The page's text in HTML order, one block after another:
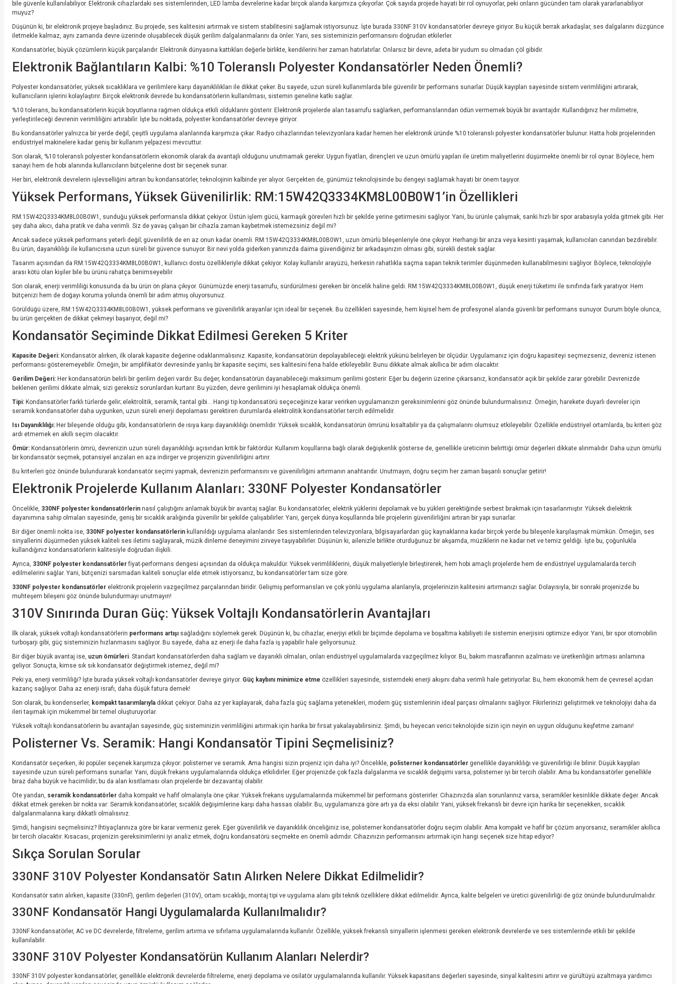
bile güvenle kullanılabiliyor. Elektronik cihazlardaki ses sistemlerinden, LED lamba devrelerine kadar birçok alanda karşımıza çıkıyorlar. Çok sayıda projede hayati bir rol oynuyorlar, peki onların gücünden tam olarak yararlanabiliyor
muyuz?
Düşünün ki, bir elektronik projeye başladınız. Bu projede, ses kalitesini artırmak ve sistem stabilitesini sağlamak istiyorsunuz. İşte burada 330NF 310V kondansatörler devreye giriyor. Bu küçük berrak arkadaşlar, ses dalgalarını düzgünce
iletmekle kalmaz, aynı zamanda devre üzerinde oluşabilecek düşük gerilim dalgalanmalarını da önler. Yani, ses sisteminizin performansını doğrudan etkilerler.
Kondansatörler, büyük çözümlerin küçük parçalarıdır. Elektronik dünyasına kattıkları değerle birlikte, kendilerini her zaman hatırlatırlar. Onlarsız bir devre, adeta bir yudum su olmadan çöl gibidir.
Elektronik Bağlantıların Kalbi: %10 Toleranslı Polyester Kondansatörler Neden Önemli?
Polyester kondansatörler, yüksek sıcaklıklara ve gerilimlere karşı dayanıklılıkları ile dikkat çeker. Bu sayede, uzun süreli kullanımlarda bile güvenilir bir performans sunarlar. Düşük kayıpları sayesinde sistem verimliliğini artırarak,
kullanıcıların işlerini kolaylaştırır. Birçok elektronik devrede bu kondansatörlerin kullanılması, sistemin geneline katkı sağlar.
%10 tolerans, bu kondansatörlerin küçük boyutlarına rağmen oldukça etkili olduklarını gösterir. Elektronik projelerde alan tasarrufu sağlarken, performanslarından ödün vermemek büyük bir avantajdır. Kullandığınız her milimetre,
yerleştirileceği devrenin verimliliğini artırabilir. İşte bu noktada, polyester kondansatörler devreye giriyor.
Bu kondansatörler yalnızca bir yerde değil, çeşitli uygulama alanlarında karşımıza çıkar. Radyo cihazlarından televizyonlara kadar hemen her elektronik üründe %10 toleranslı polyester kondansatörler bulunur. Hatta hobi projelerinden
endüstriyel makinelere kadar geniş bir kullanım yelpazesi mevcuttur.
Son olarak, %10 toleranslı polyester kondansatörlerin ekonomik olarak da avantajlı olduğunu unutmamak gerekir. Uygun fiyatları, dirençleri ve uzun ömürlü yapıları ile üretim maliyetlerini düşürmekte önemli bir rol oynar. Böylece, hem
sanayi hem de hobi alanında kullanıcıların bütçelerine dost bir seçenek sunar.
Her biri, elektronik devrelerin işlevselliğini artıran bu kondansatörler, teknolojinin kalbinde yer alıyor. Gerçekten de, günümüz teknolojisinde bu dengeyi sağlamak hayati bir önem taşıyor.
Yüksek Performans, Yüksek Güvenilirlik: RM:15W42Q3334KM8L00B0W1’in Özellikleri
RM:15W42Q3334KM8L00B0W1, sunduğu yüksek performansla dikkat çekiyor. Üstün işlem gücü, karmaşık görevleri hızlı bir şekilde yerine getirmesini sağlıyor. Yani, bu ürünle çalışmak, sanki hızlı bir spor arabasıyla yolda gitmek gibi. Her
şey daha akıcı, daha pratik ve daha verimli. Siz de yavaş çalışan bir cihazla zaman kaybetmek istemezsiniz değil mi?
Ancak sadece yüksek performans yeterli değil; güvenilirlik de en az onun kadar önemli. RM:15W42Q3334KM8L00B0W1, uzun ömürlü bileşenleriyle öne çıkıyor. Herhangi bir arıza veya kesinti yaşamak, kullanıcıları canından bezdirebilir.
Bu ürün, dayanıklılığı ile kullanıcısına uzun süreli bir güvence sunuyor. Bir nevi yolda giderken yanınızda daima güvendiğiniz bir arkadaşınızın olması gibi, sürekli destek sağlar.
Tasarım açısından da RM:15W42Q3334KM8L00B0W1, kullanıcı dostu özellikleriyle dikkat çekiyor. Kolay kullanılır arayüzü, herkesin rahatlıkla saçma sapan teknik terimler düşünmeden kullanabilmesini sağlıyor. Böylece, teknolojiyle
arası kötü olan kişiler bile bu ürünü rahatça benimseyebilir.
Son olarak, enerji verimliliği konusunda da bu ürün ön plana çıkıyor. Günümüzde enerji tasarrufu, sürdürülmesi gereken bir öncelik haline geldi. RM:15W42Q3334KM8L00B0W1, düşük enerji tüketimi ile sınıfında fark yaratıyor. Hem
bütçenizi hem de doğayı koruma yolunda önemli bir adım atmış oluyorsunuz.
Görüldüğü üzere, RM:15W42Q3334KM8L00B0W1, yüksek performans ve güvenilirlik arayanlar için ideal bir seçenek. Bu özellikleri sayesinde, hem kişisel hem de profesyonel alanda güvenli bir performans sunuyor. Durum böyle olunca,
bu ürün gerçekten de dikkat çekmeyi başarıyor, değil mi?
Kondansatör Seçiminde Dikkat Edilmesi Gereken 5 Kriter
Kapasite Değeri: Kondansatör alırken, ilk olarak kapasite değerine odaklanmalısınız. Kapasite, kondansatörün depolayabileceği elektrik yükünü belirleyen bir ölçüdür. Uygulamanız için doğru kapasiteyi seçmezseniz, devreniz istenen
performansı gösteremeyebilir. Örneğin, bir amplifikatör devresinde yanlış bir kapasite seçimi, ses kalitesini fena halde etkileyebilir. Bunu dikkate almak akıllıca bir adım olacaktır.
Gerilim Değeri: Her kondansatörün belirli bir gerilim değeri vardır. Bu değer, kondansatörün dayanabileceği maksimum gerilimi gösterir. Eğer bu değerin üzerine çıkarsanız, kondansatör açık bir şekilde zarar görebilir. Devrenizde
beklenen gerilimi dikkate almak, sizi gereksiz sorunlardan kurtarır. Bu yüzden, devre gerilimini iyi hesaplamak oldukça önemli.
Tipi: Kondansatörler farklı türlerde gelir; elektrolitik, seramik, tantal gibi... Hangi tip kondansatörü seçeceğinize karar verirken uygulamanızın gereksinimlerini göz önünde bulundurmalısınız. Örneğin, harekete duyarlı devreler için
seramik kondansatörler daha uygunken, uzun süreli enerji depolaması gerektiren durumlarda elektrolitik kondansatörler tercih edilmelidir.
Isı Dayanıklılığı: Her bileşende olduğu gibi, kondansatörlerin de ısıya karşı dayanıklılığı önemlidir. Yüksek sıcaklık, kondansatörün ömrünü kısaltabilir ya da çalışmalarını olumsuz etkileyebilir. Özellikle endüstriyel ortamlarda, bu kriteri göz
ardı etmemek en akıllı seçim olacaktır.
Ömür: Kondansatörlerin ömrü, devrenizin uzun süreli dayanıklılığı açısından kritik bir faktördür. Kullanım koşullarına bağlı olarak değişkenlik gösterse de, genellikle üreticinin belirttiği ömür değerleri dikkate alınmalıdır. Daha uzun ömürlü
bir kondansatör seçmek, potansiyel arızaları en aza indirger ve projenizin güvenilirliğini artırır.
Bu kriterleri göz önünde bulundurarak kondansatör seçimi yapmak, devrenizin performansını ve güvenilirliğini artırmanın anahtarıdır. Unutmayın, doğru seçim her zaman başarılı sonuçlar getirir!
Elektronik Projelerde Kullanım Alanları: 330NF Polyester Kondansatörler
Öncelikle, 330NF polyester kondansatörlerin nasıl çalıştığını anlamak büyük bir avantaj sağlar. Bu kondansatörler, elektrik yüklerini depolamak ve bu yükleri gerektiğinde serbest bırakmak için tasarlanmıştır. Yüksek dielektrik
dayanımına sahip olmaları sayesinde, geniş bir sıcaklık aralığında güvenilir bir şekilde çalışabilirler. Yani, gerçek dünya koşullarında bile projelerin güvenilirliğini artıran bir yapı sunarlar.
Bir diğer önemli nokta ise, 330NF polyester kondansatörlerin kullanıldığı uygulama alanlarıdır. Ses sistemlerinden televizyonlara, bilgisayarlardan güç kaynaklarına kadar birçok yerde bu bileşenle karşılaşmak mümkün. Örneğin, ses
sinyallerini düşürmeden yüksek kaliteli ses iletimi sağlayarak, müzik dinleme deneyimini zirveye taşıyabilirler. Düşünün ki, ailenizle birlikte oturduğunuz bir akşamda, müziklerin ne kadar net ve temiz geldiği. İşte bu, çoğunlukla
kullandığınız kondansatörlerin kalitesiyle doğrudan ilişkili.
Ayrıca, 330NF polyester kondansatörlerfiyat-performans dengesi açısından da oldukça makuldür. Yüksek verimliliklerini, düşük maliyetleriyle birleştirerek, hem hobi amaçlı projelerde hem de endüstriyel uygulamalarda tercih
edilmelerini sağlar. Yani, bütçenizi sarsmadan kaliteli sonuçlar elde etmek istiyorsanız, bu kondansatörler tam size göre.
330NF polyester kondansatörler elektronik projelerin vazgeçilmez parçalarından biridir. Gelişmiş performansları ve çok yönlü uygulama alanlarıyla, projelerinizin kalitesini artırmanızı sağlar. Dolayısıyla, bir sonraki projenizde bu
muhteşem bileşeni göz önünde bulundurmayı unutmayın!
310V Sınırında Duran Güç: Yüksek Voltajlı Kondansatörlerin Avantajları
İlk olarak, yüksek voltajlı kondansatörlerin performans artışı sağladığını söylemek gerek. Düşünün ki, bu cihazlar, enerjiyi etkili bir biçimde depolama ve boşaltma kabiliyeti ile sistemin enerjisini optimize ediyor. Yani, bir spor otomobilin
turboşarjı gibi, güç sisteminizin hızlanmasını sağlıyor. Bu sayede, daha az enerji ile daha fazla iş yapabilir hale geliyorsunuz.
Bir diğer büyük avantaj ise, uzun ömürleri. Standart kondansatörlerden daha sağlam ve dayanıklı olmaları, onları endüstriyel uygulamalarda vazgeçilmez kılıyor. Bu, bakım masraflarının azalması ve üretkenliğin artması anlamına
geliyor. Sonuçta, kimse sık sık kondansatör değiştirmek istemez, değil mi?
Peki ya, enerji verimliliği? İşte burada yüksek voltajlı kondansatörler devreye giriyor. Güç kaybını minimize etme özellikleri sayesinde, sistemdeki enerji akışını daha verimli hale getiriyorlar. Bu, hem ekonomik hem de çevresel açıdan
kazanç sağlıyor. Daha az enerji israfı, daha düşük fatura demek!
Son olarak, bu kondenserler, kompakt tasarımlarıyla dikkat çekiyor. Daha az yer kaplayarak, daha fazla güç sağlama yetenekleri, modern güç sistemlerinin ideal parçası olmalarını sağlıyor. Fikirlerinizi geliştirmek ve teknolojiyi daha da
ileri taşımak için mükemmel bir temel oluşturuyorlar.
Yüksek voltajlı kondansatörlerin bu avantajları sayesinde, güç sisteminizin verimliliğini artırmak için harika bir fırsat yakalayabilirsiniz. Şimdi, bu heyecan verici teknolojide sizin için neyin en uygun olduğunu keşfetme zamanı!
Polisterner Vs. Seramik: Hangi Kondansatör Tipini Seçmelisiniz?
Kondansatör seçerken, iki popüler seçenek karşımıza çıkıyor: polisterner ve seramik. Ama hangisi sizin projeniz için daha iyi? Öncelikle, polisterner kondansatörler genellikle dayanıklılığı ve güvenilirliği ile bilinir. Düşük kayıpları
sayesinde uzun süreli performans sunarlar. Yani, düşük frekans uygulamalarında oldukça etkilidirler. Eğer projenizde çok fazla dalgalanma ve sıcaklık değişimi varsa, polisterner iyi bir tercih olabilir. Ama bu kondansatörler genellikle
biraz daha büyük ve hacimlidir; bu da alan kısıtlaması olan projelerde bir dezavantaj olabilir.
Öte yandan, seramik kondansatörler daha kompakt ve hafif olmalarıyla öne çıkar. Yüksek frekans uygulamalarında mükemmel bir performans gösterirler. Cihazınızda alan sorunlarınız varsa, seramikler kesinlikle dikkate değer. Ancak
dikkat etmek gereken bir nokta var: Seramik kondansatörler, sıcaklık değişimlerine karşı daha hassas olabilir. Bu, uygulamanıza göre artı ya da eksi olabilir. Yani, yüksek frekanslı bir devre için harika bir seçenekken, sıcaklık
dalgalanmalarına karşı dikkatli olmalısınız.
Şimdi, hangisini seçmelisiniz? İhtiyaçlarınıza göre bir karar vermeniz gerek. Eğer güvenilirlik ve dayanıklılık önceliğiniz ise, polisterner kondansatörler doğru seçim olabilir. Ama kompakt ve hafif bir çözüm arıyorsanız, seramikler akıllıca
bir tercih olacaktır. Kısacası, projenizin gereksinimlerini iyi analiz etmek, doğru kondansatörü seçmekte en önemli adımdır. Cihazınızın performansını artırmak için hangi seçenek size hitap ediyor?
Sıkça Sorulan Sorular
330NF 310V Polyester Kondansatör Satın Alırken Nelere Dikkat Edilmelidir?
Kondansatör satın alırken, kapasite (330nF), gerilim değerleri (310V), ortam sıcaklığı, montaj tipi ve uygulama alanı gibi teknik özelliklere dikkat edilmelidir. Ayrıca, kalite belgeleri ve üretici güvenilirliği de göz önünde bulundurulmalıdır.
330NF Kondansatör Hangi Uygulamalarda Kullanılmalıdır?
330NF kondansatörler, AC ve DC devrelerde, filtreleme, gerilim artırma ve sıfırlama uygulamalarında kullanılır. Özellikle, yüksek frekanslı sinyallerin işlenmesi gereken elektronik devrelerde ve ses sistemlerinde etkili bir şekilde
kullanılabilir.
330NF 310V Polyester Kondansatörün Kullanım Alanları Nelerdir?
330NF 310V polyester kondansatörler, genellikle elektronik devrelerde filtreleme, enerji depolama ve osilatör uygulamalarında kullanılır. Yüksek kapasitans değerleri sayesinde, sinyal kalitesini artırır ve gürültüyü azaltmaya yardımcı